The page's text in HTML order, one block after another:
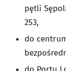
pętli
253,
do